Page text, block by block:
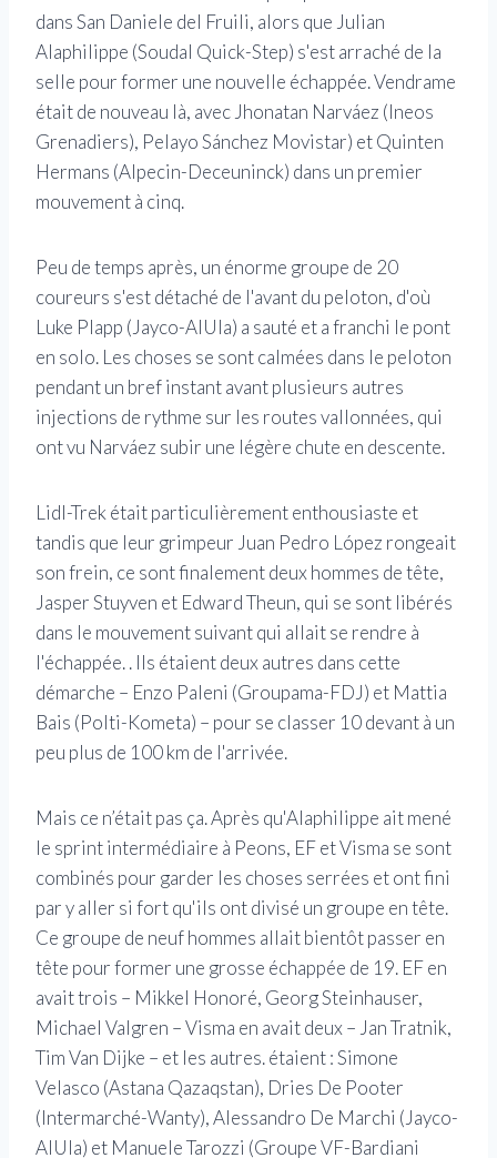
dans San Daniele del Fruili, alors que Julian
Alaphilippe (Soudal Quick-Step) s'est arraché de la
selle pour former une nouvelle échappée. Vendrame
était de nouveau là, avec Jhonatan Narváez (Ineos
Grenadiers), Pelayo Sánchez Movistar) et Quinten
Hermans (Alpecin-Deceuninck) dans un premier
mouvement à cinq.
Peu de temps après, un énorme groupe de 20
coureurs s'est détaché de l'avant du peloton, d'où
Luke Plapp (Jayco-AlUla) a sauté et a franchi le pont
en solo. Les choses se sont calmées dans le peloton
pendant un bref instant avant plusieurs autres
injections de rythme sur les routes vallonnées, qui
ont vu Narváez subir une légère chute en descente.
Lidl-Trek était particulièrement enthousiaste et
tandis que leur grimpeur Juan Pedro López rongeait
son frein, ce sont finalement deux hommes de tête,
Jasper Stuyven et Edward Theun, qui se sont libérés
dans le mouvement suivant qui allait se rendre à
l'échappée. . Ils étaient deux autres dans cette
démarche – Enzo Paleni (Groupama-FDJ) et Mattia
Bais (Polti-Kometa) – pour se classer 10 devant à un
peu plus de 100 km de l'arrivée.
Mais ce n’était pas ça. Après qu'Alaphilippe ait mené
le sprint intermédiaire à Peons, EF et Visma se sont
combinés pour garder les choses serrées et ont fini
par y aller si fort qu'ils ont divisé un groupe en tête.
Ce groupe de neuf hommes allait bientôt passer en
tête pour former une grosse échappée de 19. EF en
avait trois – Mikkel Honoré, Georg Steinhauser,
Michael Valgren – Visma en avait deux – Jan Tratnik,
Tim Van Dijke – et les autres. étaient : Simone
Velasco (Astana Qazaqstan), Dries De Pooter
(Intermarché-Wanty), Alessandro De Marchi (Jayco-
AlUla) et Manuele Tarozzi (Groupe VF-Bardiani